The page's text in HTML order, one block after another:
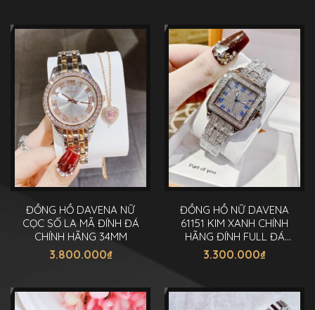
ĐỒNG HỒ DAVENA NỮ
CỌC SỐ LA MÃ ĐÍNH ĐÁ
CHÍNH HÃNG 34MM
3.800.000₫
ĐỒNG HỒ NỮ DAVENA
61151 KIM XANH CHÍNH
HÃNG ĐÍNH FULL ĐÁ
35MM
3.300.000₫